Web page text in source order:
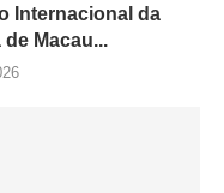
Internacional da
Macau...